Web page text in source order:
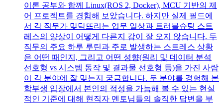
이론 공부와 함께 Linux(ROS 2, Docker), MCU 기반의 제
어 프로젝트를 경험해 보았습니다. 하지만 실제 필드에
서 각 직무가 맞닥뜨리는 업무 일상과 트러블슈팅 스트
레스의 양상이 어떻게 다른지 감이 잘 오지 않습니다. 두
직무의 주요 하루 루틴과 주로 발생하는 스트레스 상황
은 어떤 때인지, 그리고 어떤 성향(원리 및 데이터 분석
선호형 vs 시스템 동작 및 결과물 선호형 등)을 가진 사람
이 각 분야에 잘 맞는지 궁금합니다. 두 분야를 경험해 본
학부생 입장에서 본인의 적성을 가늠해 볼 수 있는 현실
적인 기준에 대해 현직자 멘토님들의 솔직한 답변을 부